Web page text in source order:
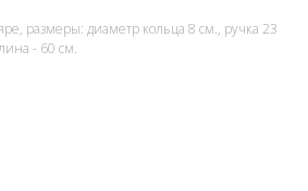
размеры: диаметр кольца 8 см., ручка 23
- 60 см.